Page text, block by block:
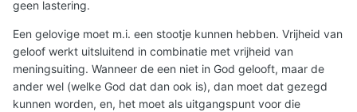
geen lastering.
Een gelovige moet m.i. een stootje kunnen hebben. Vrijheid van
geloof werkt uitsluitend in combinatie met vrijheid van
meningsuiting. Wanneer de een niet in God gelooft, maar de
ander wel (welke God dat dan ook is), dan moet dat gezegd
kunnen worden, en, het moet als uitgangspunt voor die